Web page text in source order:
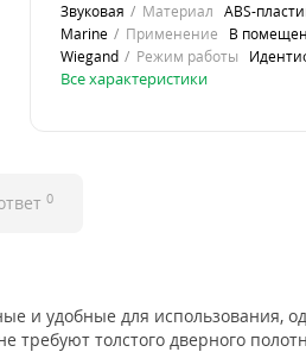
Звуковая
Материал ABS-
Marine
Применение В
Wiegand
Режим работы
Все характеристики
0
и удобные для использования,
требуют толстого дверного